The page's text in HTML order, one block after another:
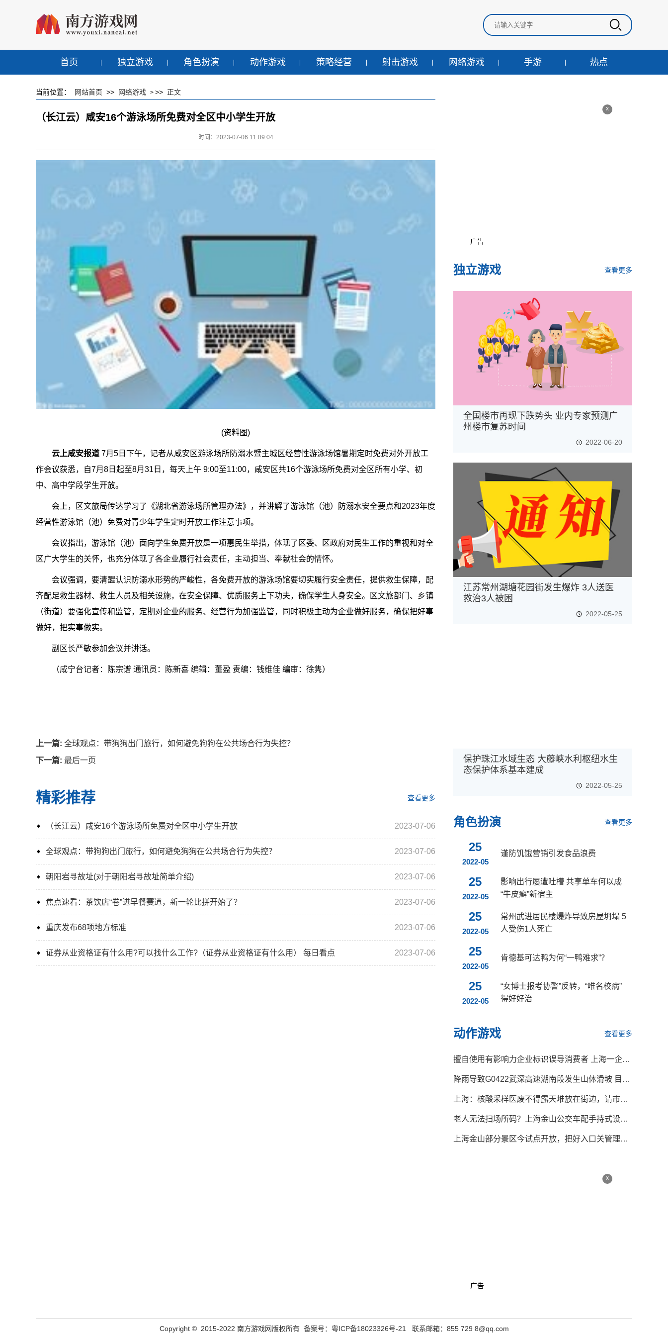
首页 独立游戏 角色扮演 动作游戏 策略经营 射击游戏 网络游戏 手游 热点
当前位置： 网站首页 >> 网络游戏 > >> 正文
（长江云）咸安16个游泳场所免费对全区中小学生开放
时间：2023-07-06 11:09:04
(资料图)
云上咸安报道 7月5日下午，记者从咸安区游泳场所防溺水暨主城区经营性游泳场馆暑期定时免费对外开放工
作会议获悉，自7月8日起至8月31日，每天上午 9:00至11:00，咸安区共16个游泳场所免费对全区所有小学、初
中、高中学段学生开放。
会上，区文旅局传达学习了《湖北省游泳场所管理办法》，并讲解了游泳馆（池）防溺水安全要点和2023年度
经营性游泳馆（池）免费对青少年学生定时开放工作注意事项。
会议指出，游泳馆（池）面向学生免费开放是一项惠民生举措，体现了区委、区政府对民生工作的重视和对全
区广大学生的关怀，也充分体现了各企业履行社会责任，主动担当、奉献社会的情怀。
会议强调，要清醒认识防溺水形势的严峻性，各免费开放的游泳场馆要切实履行安全责任，提供救生保障，配
齐配足救生器材、救生人员及相关设施，在安全保障、优质服务上下功夫，确保学生人身安全。区文旅部门、乡镇
（街道）要强化宣传和监管，定期对企业的服务、经营行为加强监管，同时积极主动为企业做好服务，确保把好事
做好，把实事做实。
副区长严敏参加会议并讲话。
（咸宁台记者：陈宗谱 通讯员：陈新喜 编辑：董盈 责编：钱维佳 编审：徐隽）
上一篇: 全球观点：带狗狗出门旅行，如何避免狗狗在公共场合行为失控？
下一篇: 最后一页
精彩推荐 查看更多
（长江云）咸安16个游泳场所免费对全区中小学生开放 2023-07-06
全球观点：带狗狗出门旅行，如何避免狗狗在公共场合行为失控？ 2023-07-06
朝阳岩寻故址(对于朝阳岩寻故址简单介绍) 2023-07-06
焦点速看：茶饮店“卷”进早餐赛道，新一轮比拼开始了？ 2023-07-06
重庆发布68项地方标准 2023-07-06
证券从业资格证有什么用?可以找什么工作?（证券从业资格证有什么用） 每日看点 2023-07-06
x
广告
独立游戏 查看更多
全国楼市再现下跌势头 业内专家预测广
州楼市复苏时间
2022-06-20
江苏常州湖塘花园街发生爆炸 3人送医
救治3人被困
2022-05-25
保护珠江水域生态 大藤峡水利枢纽水生
态保护体系基本建成
2022-05-25
角色扮演 查看更多
25
2022-05
谨防饥饿营销引发食品浪费
25
2022-05
影响出行屡遭吐槽 共享单车何以成
“牛皮癣”新宿主
25
2022-05
常州武进居民楼爆炸导致房屋坍塌 5
人受伤1人死亡
25
2022-05
肯德基可达鸭为何“一鸭难求”？
25
2022-05
“女博士报考协警”反转，“唯名校病”
得好好治
动作游戏 查看更多
擅自使用有影响力企业标识误导消费者 上海一企业涉嫌违法被立案调查
降雨导致G0422武深高速湖南段发生山体滑坡 目前正在抢修中
上海：核酸采样医废不得露天堆放在街边，请市民监督
老人无法扫场所码？上海金山公交车配手持式设备刷身份证
上海金山部分景区今试点开放，把好入口关管理关应急关
x
广告
Copyright © 2015-2022 南方游戏网版权所有 备案号： 粤ICP备18023326号-21 联系邮箱：855 729 8@qq.com